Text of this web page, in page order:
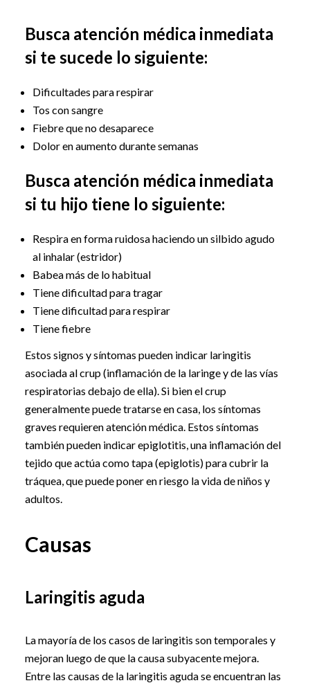
Busca atención médica inmediata
si te sucede lo siguiente:
Dificultades para respirar
Tos con sangre
Fiebre que no desaparece
Dolor en aumento durante semanas
Busca atención médica inmediata
si tu hijo tiene lo siguiente:
Respira en forma ruidosa haciendo un silbido agudo
al inhalar (estridor)
Babea más de lo habitual
Tiene dificultad para tragar
Tiene dificultad para respirar
Tiene fiebre
Estos signos y síntomas pueden indicar laringitis
asociada al crup (inflamación de la laringe y de las vías
respiratorias debajo de ella). Si bien el crup
generalmente puede tratarse en casa, los síntomas
graves requieren atención médica. Estos síntomas
también pueden indicar epiglotitis, una inflamación del
tejido que actúa como tapa (epiglotis) para cubrir la
tráquea, que puede poner en riesgo la vida de niños y
adultos.
Causas
Laringitis aguda
La mayoría de los casos de laringitis son temporales y
mejoran luego de que la causa subyacente mejora.
Entre las causas de la laringitis aguda se encuentran las